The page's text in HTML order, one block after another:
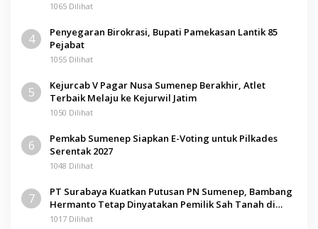
1065 Dilihat
4
Penyegaran Birokrasi, Bupati Pamekasan Lantik 85
Pejabat
1055 Dilihat
5
Kejurcab V Pagar Nusa Sumenep Berakhir, Atlet
Terbaik Melaju ke Kejurwil Jatim
1050 Dilihat
6
Pemkab Sumenep Siapkan E-Voting untuk Pilkades
Serentak 2027
1048 Dilihat
7
PT Surabaya Kuatkan Putusan PN Sumenep, Bambang
Hermanto Tetap Dinyatakan Pemilik Sah Tanah di
Pamolokan
1017 Dilihat